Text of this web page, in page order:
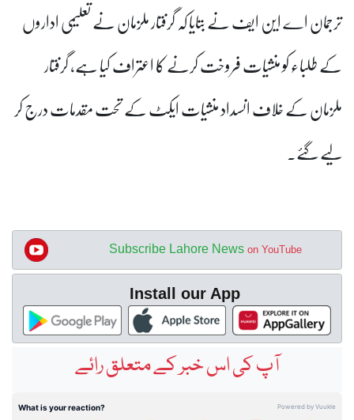
ترجمان اے این ایف نے بتایا کہ گرفتار ملزمان نے تعلیمی اداروں
کے طلباء کو منشیات فروخت کرنے کا اعتراف کیا ہے، گرفتار
ملزمان کے خلاف انسداد منشیات ایکٹ کے تحت مقدمات درج کر
لیے گئے۔
Subscribe Lahore News on YouTube
Install our App
آپ کی اس خبر کے متعلق رائے